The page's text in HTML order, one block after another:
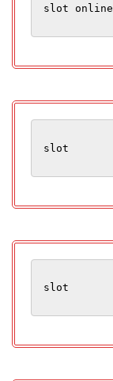
slot online
slot
slot